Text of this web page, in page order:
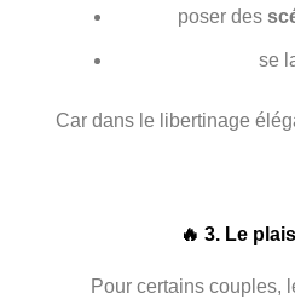
poser des
se
Car dans le libertinage
🔥 3. Le
Pour certains couples,